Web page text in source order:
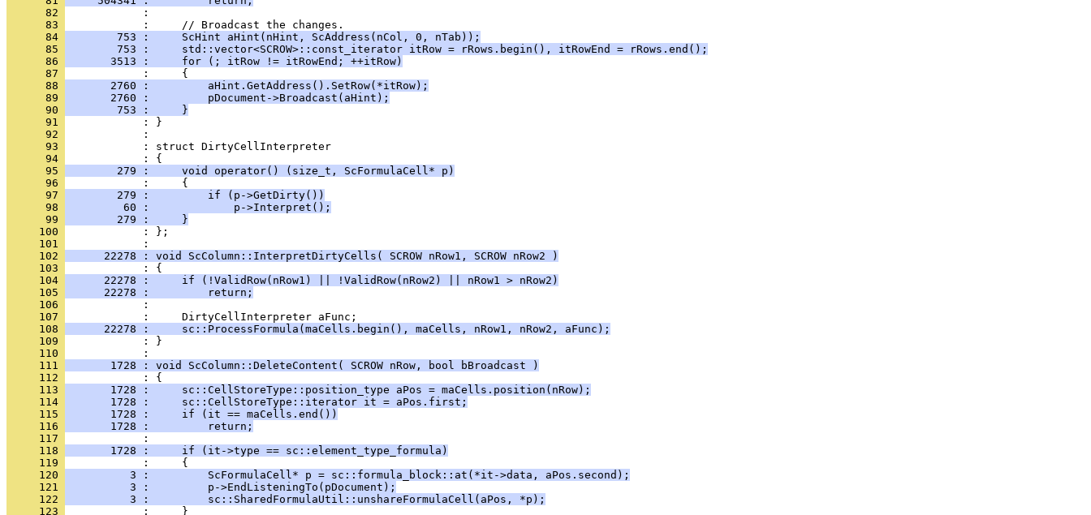
      82
      83
      84
        753 :     ScHint aHint(nHint, ScAddress(nCol, 0, nTab));
      85
        753 :     std::vector<SCROW>::const_iterator itRow = rRows.begin(), itRowEnd = rRows.end();
      86
       3513 :     for (; itRow != itRowEnd; ++itRow)
      87
      88
       2760 :         aHint.GetAddress().SetRow(*itRow);
      89
       2760 :         pDocument->Broadcast(aHint);
      90
        753 :     }
      91
      92
      93
            : struct DirtyCellInterpreter
      94
      95
        279 :     void operator() (size_t, ScFormulaCell* p)
      96
      97
        279 :         if (p->GetDirty())
      98
         60 :             p->Interpret();
      99
        279 :     }
     100
            : };
     101
     102
      22278 : void ScColumn::InterpretDirtyCells( SCROW nRow1, SCROW nRow2 )
     103
     104
      22278 :     if (!ValidRow(nRow1) || !ValidRow(nRow2) || nRow1 > nRow2)
     105
      22278 :         return;
     106
     107
     108
      22278 :     sc::ProcessFormula(maCells.begin(), maCells, nRow1, nRow2, aFunc);
     109
            : }
     110
     111
       1728 : void ScColumn::DeleteContent( SCROW nRow, bool bBroadcast )
     112
     113
       1728 :     sc::CellStoreType::position_type aPos = maCells.position(nRow);
     114
       1728 :     sc::CellStoreType::iterator it = aPos.first;
     115
       1728 :     if (it == maCells.end())
     116
       1728 :         return;
     117
     118
       1728 :     if (it->type == sc::element_type_formula)
     119
     120
          3 :         ScFormulaCell* p = sc::formula_block::at(*it->data, aPos.second);
     121
          3 :         p->EndListeningTo(pDocument);
     122
          3 :         sc::SharedFormulaUtil::unshareFormulaCell(aPos, *p);
     123